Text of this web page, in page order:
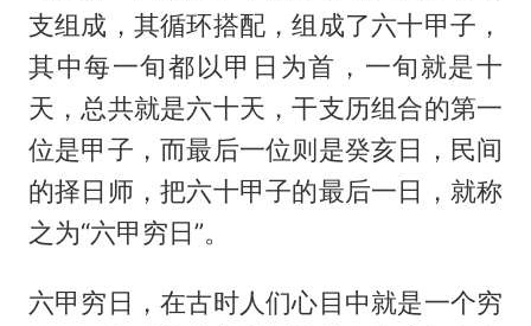
支组成，其循环搭配，组成了六十甲子，
其中每一旬都以甲日为首，一旬就是十
天，总共就是六十天，干支历组合的第一
位是甲子，而最后一位则是癸亥日，民间
的择日师，把六十甲子的最后一日，就称
之为“六甲穷日”。
六甲穷日，在古时人们心目中就是一个穷